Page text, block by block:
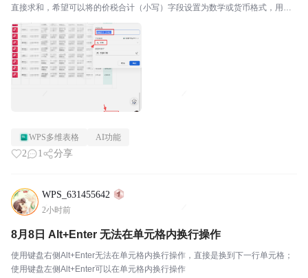
直接求和，希望可以将的价税合计（小写）字段设置为数学或货币格式，用于
直接统计求和。税前金额和合计税额字段的格式目前是数字格式的。
WPS多维表格 AI功能
2 1 分享
WPS_631455642
2小时前
8月8日 Alt+Enter 无法在单元格内换行操作
使用键盘右侧Alt+Enter无法在单元格内换行操作，直接是换到下一行单元格；
使用键盘左侧Alt+Enter可以在单元格内换行操作